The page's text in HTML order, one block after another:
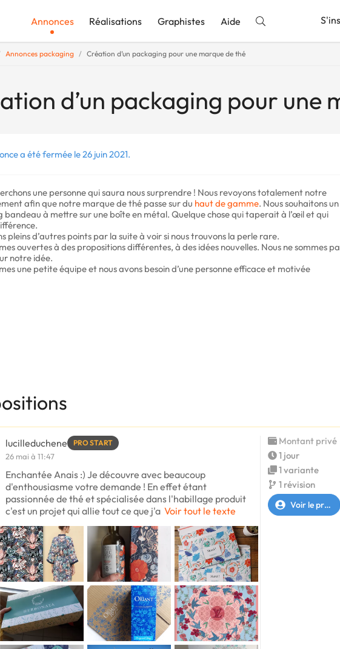
Annonces Réalisations Graphistes Aide
Annonces packaging Création d’un packaging pour une marque de thé
d’un packaging pour une
a été fermée le 26 juin 2021.
une personne qui saura nous surprendre ! Nous revoyons totalement notre
afin que notre marque de thé passe sur du haut de gamme. Nous souhaitons un
bandeau à mettre sur une boîte en métal. Quelque chose qui taperait à l’œil et qui
pleins d’autres points par la suite à voir si nous trouvons la perle rare.
ouvertes à des propositions différentes, à des idées nouvelles. Nous ne sommes
notre idée.
une petite équipe et nous avons besoin d’une personne efficace et motivée
lucilleduchene PRO START
26 mai à 11:47
Enchantée Anais :) Je découvre avec beaucoup
d'enthousiasme votre demande ! En effet étant
passionnée de thé et spécialisée dans l'habillage produit
c'est un projet qui allie tout ce que j'a Voir tout le texte
Montant privé
1 jour
1 variante
1 révision
Voir le profil